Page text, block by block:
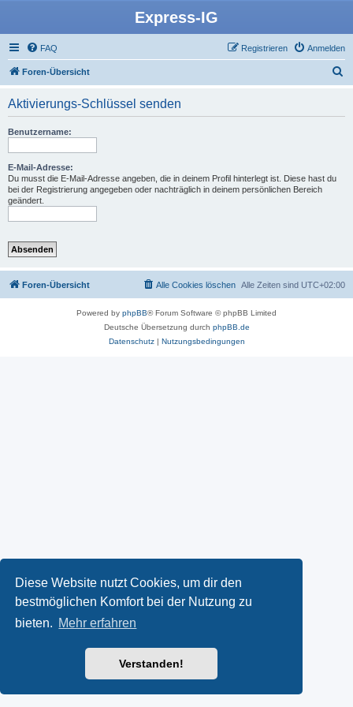
Diese Website nutzt Cookies, um dir den
bestmöglichen Komfort bei der Nutzung zu
bieten. Mehr erfahren
Verstanden!
Express-IG
FAQ Anmelden
Registrieren
Foren-Übersicht
Aktivierungs-Schlüssel senden
Benutzername:
E-Mail-Adresse:
Du musst die E-Mail-Adresse angeben, die in deinem Profil hinterlegt ist. Diese hast du
bei der Registrierung angegeben oder nachträglich in deinem persönlichen Bereich
geändert.
Foren-Übersicht Alle Zeiten sind UTC+02:00
Alle Cookies löschen
Powered by phpBB® Forum Software © phpBB Limited
Deutsche Übersetzung durch phpBB.de
Datenschutz| Nutzungsbedingungen